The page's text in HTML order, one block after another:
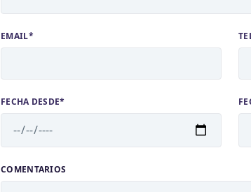
EMAIL*
FECHA DESDE*
COMENTARIOS